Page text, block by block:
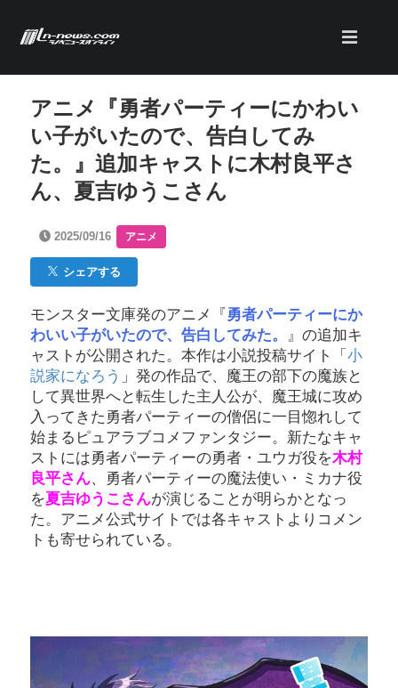
アニメ『勇者パーティーにかわい
い子がいたので、告白してみ
た。』追加キャストに木村良平さ
ん、夏吉ゆうこさん
2025/09/16 アニメ
シェアする
モンスター文庫発のアニメ『 勇者パーティーにか
わいい子がいたので、告白してみた。
』の追加キ
ャストが公開された。本作は小説投稿サイト「 小
説家になろう 」発の作品で、魔王の部下の魔族と
して異世界へと転生した主人公が、魔王城に攻め
入ってきた勇者パーティーの僧侶に一目惚れして
始まるピュアラブコメファンタジー。新たなキャ
ストには勇者パーティーの勇者・ユウガ役を木村
良平さん、勇者パーティーの魔法使い・ミカナ役
を夏吉ゆうこさんが演じることが明らかとなっ
た。アニメ公式サイトでは各キャストよりコメン
トも寄せられている。